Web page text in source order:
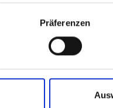
Präferenzen
kostenpflichtig ist.
variieren.
Wir möchten Sie
vorbehalten) in Ihr
(örtliche
vorkommen kann,
fordert. Sollte ein